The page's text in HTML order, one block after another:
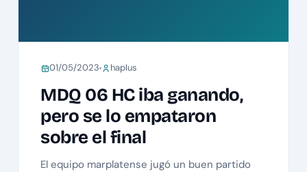
01/05/2023 haplus
MDQ 06 HC iba ganando,
pero se lo empataron
sobre el final
El equipo marplatense jugó un buen partido